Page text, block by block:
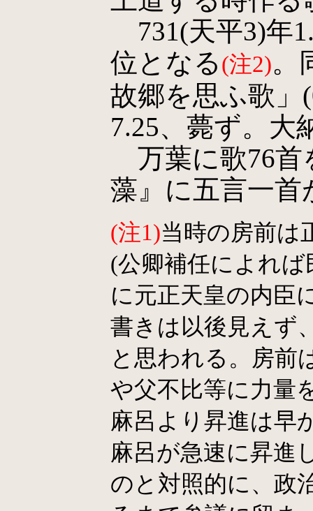
731(天平3)年
位となる(注2)。
故郷を思ふ歌」
7.25、薨ず。大
万葉に歌76首
藻』に五言一首
(注1)当時の房前は
(公卿補任によれ
に元正天皇の内臣
書きは以後見えず
と思われる。房前
や父不比等に力量
麻呂より昇進は早
麻呂が急速に昇進
のと対照的に、政